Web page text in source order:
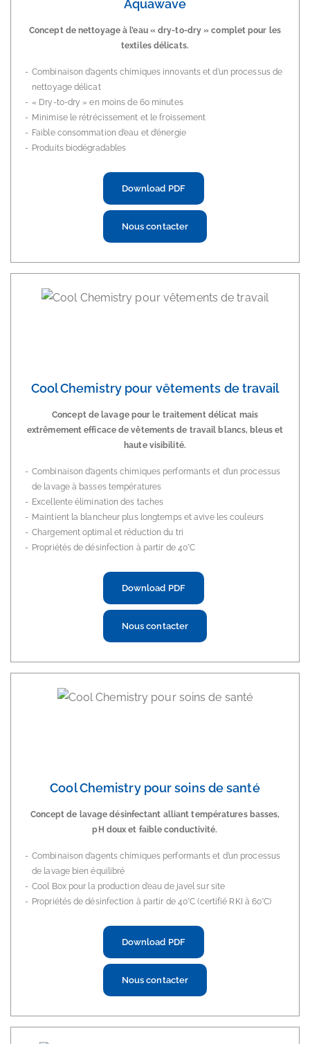
Aquawave
Concept de nettoyage à l’eau « dry-to-dry » complet pour les
textiles délicats.
Combinaison d’agents chimiques innovants et d’un processus de
nettoyage délicat
« Dry-to-dry » en moins de 60 minutes
Minimise le rétrécissement et le froissement
Faible consommation d’eau et d’énergie
Produits biodégradables
Download PDF
Nous contacter
Cool Chemistry pour vêtements de travail
Concept de lavage pour le traitement délicat mais
extrêmement efficace de vêtements de travail blancs, bleus et
haute visibilité.
Combinaison d’agents chimiques performants et d’un processus
de lavage à basses températures
Excellente élimination des taches
Maintient la blancheur plus longtemps et avive les couleurs
Chargement optimal et réduction du tri
Propriétés de désinfection à partir de 40°C
Download PDF
Nous contacter
Cool Chemistry pour soins de santé
Concept de lavage désinfectant alliant températures basses,
pH doux et faible conductivité.
Combinaison d’agents chimiques performants et d’un processus
de lavage bien équilibré
Cool Box pour la production d’eau de javel sur site
Propriétés de désinfection à partir de 40°C (certifié RKI à 60°C)
Download PDF
Nous contacter